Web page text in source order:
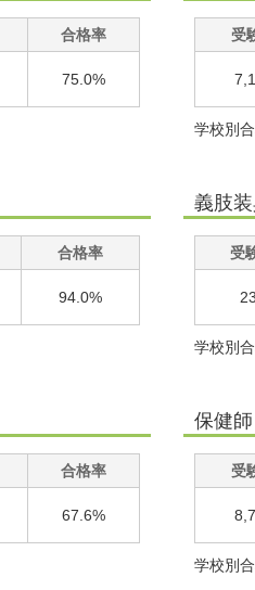
合格率
75.0%
受
学校別
合格率
94.0%
義肢
受
学校別
合格率
67.6%
保健師
受
学校別